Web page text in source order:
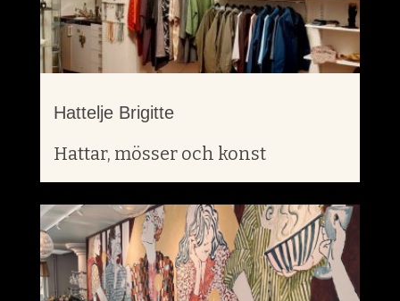
Hattelje Brigitte
Hattar, mösser och konst